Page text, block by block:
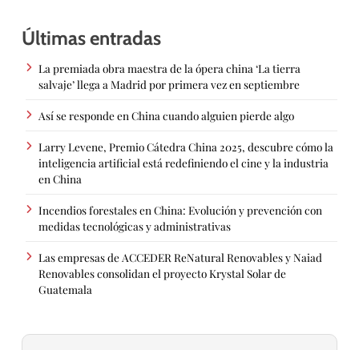
Últimas entradas
La premiada obra maestra de la ópera china ‘La tierra
salvaje’ llega a Madrid por primera vez en septiembre
Así se responde en China cuando alguien pierde algo
Larry Levene, Premio Cátedra China 2025, descubre cómo la
inteligencia artificial está redefiniendo el cine y la industria
en China
Incendios forestales en China: Evolución y prevención con
medidas tecnológicas y administrativas
Las empresas de ACCEDER ReNatural Renovables y Naiad
Renovables consolidan el proyecto Krystal Solar de
Guatemala